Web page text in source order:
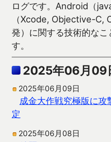
ログです。Android（
（Xcode, Objective-C,
発）に関する技術的な
す。
2025年06月09
2025年06月09日
成金大作戦究極版に
定
2025年06月08日